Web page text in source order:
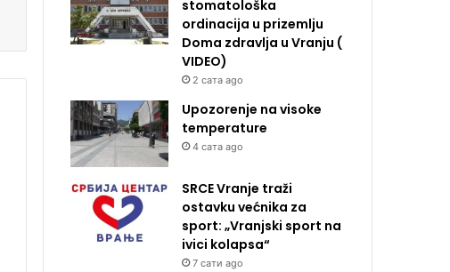
stomatološka
ordinacija u prizemlju
Doma zdravlja u Vranju (
VIDEO)
2 сата ago
Upozorenje na visoke
temperature
4 сата ago
SRCE Vranje traži
ostavku većnika za
sport: „Vranjski sport na
ivici kolapsa“
7 сати ago